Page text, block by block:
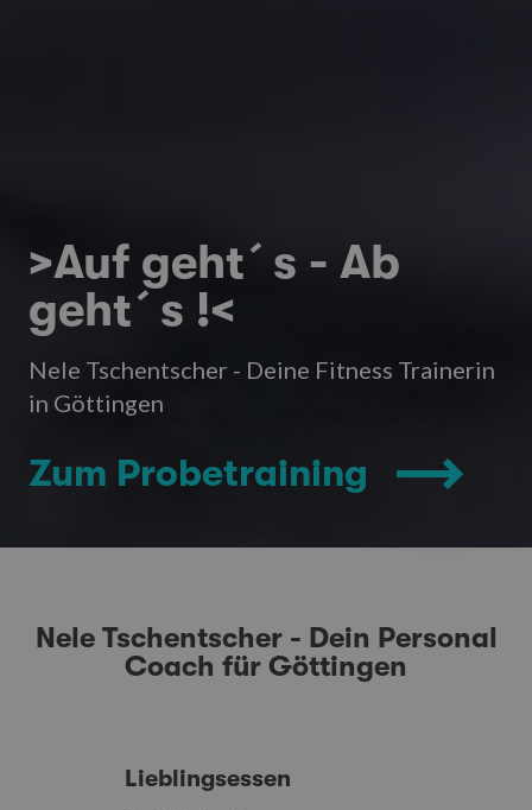
>Auf geht´s - Ab
geht´s !<
Nele Tschentscher - Deine Fitness Trainerin
in Göttingen
Zum Probetraining
Nele Tschentscher - Dein Personal
Coach für Göttingen
Lieblingsessen